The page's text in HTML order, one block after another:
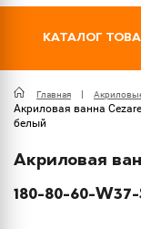
КАТАЛОГ
Главная
Акриловая ванна
белый
Акриловая
180-80-60-